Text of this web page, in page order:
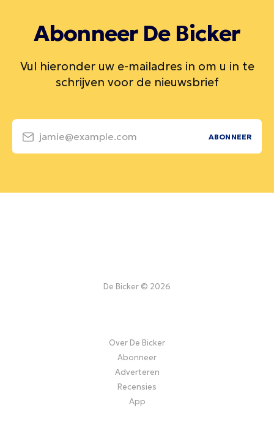
Abonneer De Bicker
Vul hieronder uw e-mailadres in om u in te
schrijven voor de nieuwsbrief
jamie@example.com ABONNEER
De Bicker © 2026
Over De Bicker
Abonneer
Adverteren
Recensies
App